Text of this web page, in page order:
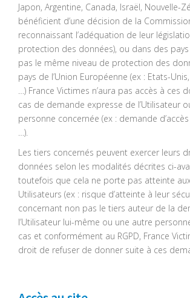
Japon, Argentine, Canada, Israël, Nouvelle-
bénéficient d’une décision de la
reconnaissant l’adéquation de leur
protection des données), ou dans des pays
pas le même niveau de protection des
pays de l’Union Européenne (ex : Etats-
…) France Victimes n’aura pas accès à ces
cas de demande expresse de l’Utilisateur
personne concernée (ex : demande
…).
Les tiers concernés peuvent exercer leurs
données selon les modalités décrites ci-
toutefois que cela ne porte pas atteinte
Utilisateurs (ex : risque d’atteinte à leur
concernant non pas le tiers auteur de la
l’Utilisateur lui-même ou une autre
cas et conformément au RGPD, France
droit de refuser de donner suite à ces